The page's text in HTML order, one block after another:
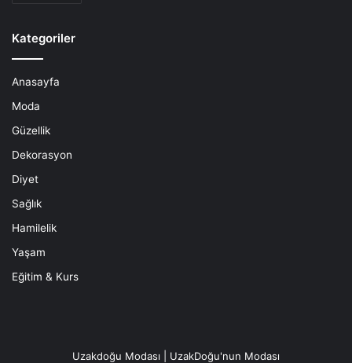
Kategoriler
Anasayfa
Moda
Güzellik
Dekorasyon
Diyet
Sağlık
Hamilelik
Yaşam
Eğitim & Kurs
Uzakdoğu Modası | UzakDoğu'nun Modası